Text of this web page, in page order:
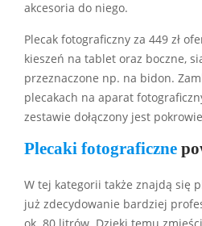
akcesoria do niego.
Plecak fotograficzny za 449 zł
kieszeń na tablet oraz boczne,
przeznaczone np. na bidon.
plecakach na aparat
zestawie dołączony jest
Plecaki fotograficzne
W tej kategorii także znajdą się
już zdecydowanie bardziej